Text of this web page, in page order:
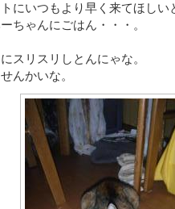
にいつもより早く来てほしい
ちゃんにごはん・・・。
スリスリしとんにゃな。
んかいな。